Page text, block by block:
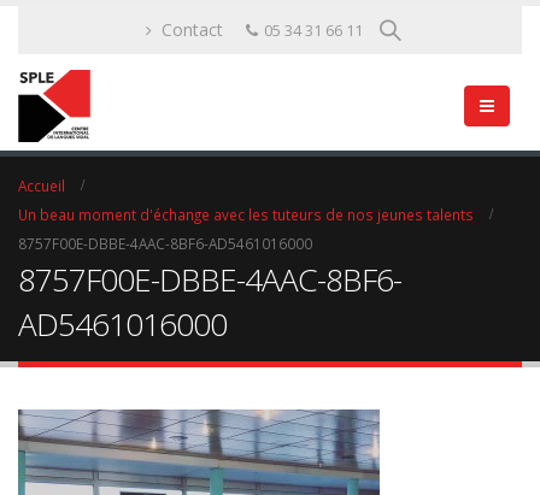
Contact 05 34 31 66 11
Accueil
Un beau moment d'échange avec les tuteurs de nos jeunes talents
8757F00E-DBBE-4AAC-8BF6-AD5461016000
8757F00E-DBBE-4AAC-8BF6-
AD5461016000